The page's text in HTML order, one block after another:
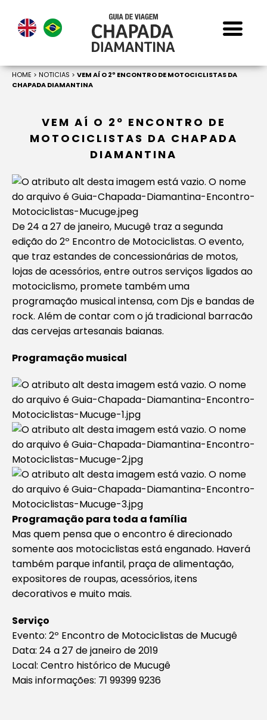
HOME > NOTICIAS > VEM AÍ O 2º ENCONTRO DE MOTOCICLISTAS DA
CHAPADA DIAMANTINA
VEM AÍ O 2º ENCONTRO DE
MOTOCICLISTAS DA CHAPADA
DIAMANTINA
De 24 a 27 de janeiro, Mucugê traz a segunda
edição do 2º Encontro de Motociclistas. O evento,
que traz estandes de concessionárias de motos,
lojas de acessórios, entre outros serviços ligados ao
motociclismo, promete também uma
programação musical intensa, com Djs e bandas de
rock. Além de contar com o já tradicional barracão
das cervejas artesanais baianas.
Programação musical
Programação para toda a família
Mas quem pensa que o encontro é direcionado
somente aos motociclistas está enganado. Haverá
também parque infantil, praça de alimentação,
expositores de roupas, acessórios, itens
decorativos e muito mais.
Serviço
Evento: 2º Encontro de Motociclistas de Mucugê
Data: 24 a 27 de janeiro de 2019
Local: Centro histórico de Mucugê
Mais informações: 71 99399 9236